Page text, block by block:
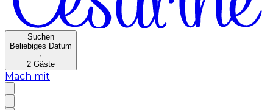
Suchen
Beliebiges Datum
·
2 Gäste
Mach mit